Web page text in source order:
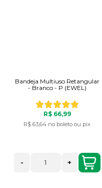
Bandeja Multiuso Retangular
- Branco - P (EWEL)
R$ 66,99
R$ 63,64 no boleto ou pix
- +